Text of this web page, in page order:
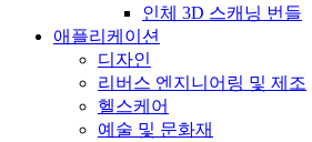
인체 3D 스캐닝 번들
애플리케이션
디자인
리버스 엔지니어링 및 제조
헬스케어
예술 및 문화재